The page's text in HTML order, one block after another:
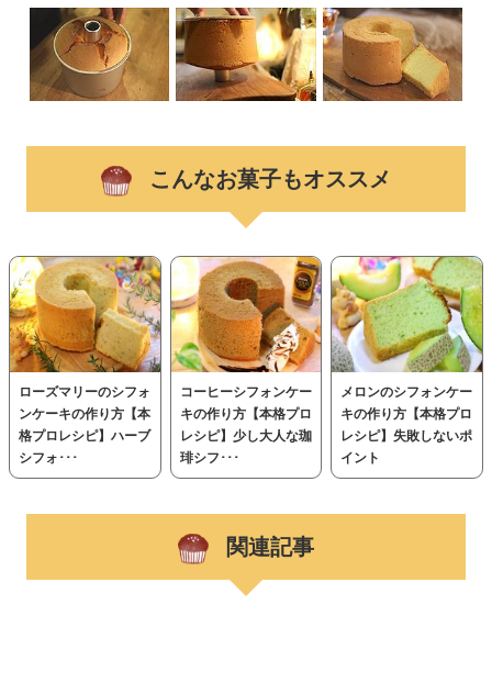
こんなお菓子もオススメ
ローズマリーのシフォ
ンケーキの作り方【本
格プロレシピ】ハーブ
シフォ･･･
コーヒーシフォンケー
キの作り方【本格プロ
レシピ】少し大人な珈
琲シフ･･･
メロンのシフォンケー
キの作り方【本格プロ
レシピ】失敗しないポ
イント
関連記事